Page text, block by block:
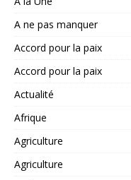
A ne pas manquer
Accord pour la paix
Accord pour la paix
Actualité
Afrique
Agriculture
Agriculture